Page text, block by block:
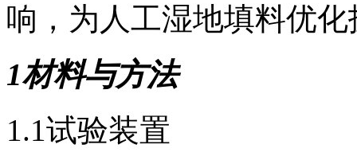
响，为人工湿地填料优
1材料与方法
1.1试验装置